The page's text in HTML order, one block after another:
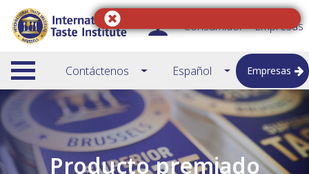
Consumidor Empresas
Contáctenos Español Empresas
Producto premiado